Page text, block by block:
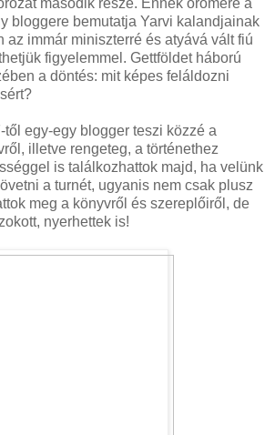
második része. Ennek örömére a
bloggere bemutatja Yarvi kalandjainak
az immár miniszterré és atyává vált fiú
figyelemmel. Gettföldet háború
a döntés: mit képes feláldozni
től egy-egy blogger teszi közzé a
illetve rengeteg, a történethez
is találkozhattok majd, ha velünk
a turnét, ugyanis nem csak plusz
meg a könyvről és szereplőiről, de
nyerhettek is!